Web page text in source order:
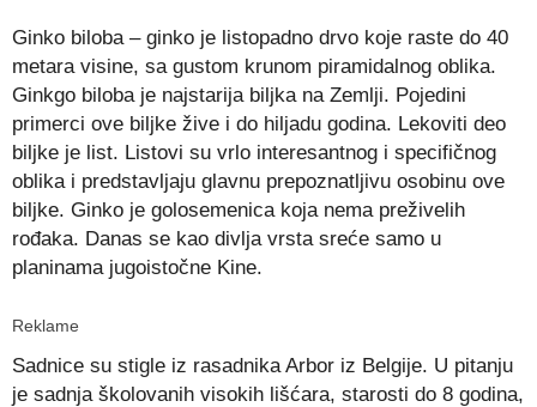
Ginko biloba – ginko je listopadno drvo koje raste do 40
metara visine, sa gustom krunom piramidalnog oblika.
Ginkgo biloba je najstarija biljka na Zemlji. Pojedini
primerci ove biljke žive i do hiljadu godina. Lekoviti deo
biljke je list. Listovi su vrlo interesantnog i specifičnog
oblika i predstavljaju glavnu prepoznatljivu osobinu ove
biljke. Ginko je golosemenica koja nema preživelih
rođaka. Danas se kao divlja vrsta sreće samo u
planinama jugoistočne Kine.
Reklame
Sadnice su stigle iz rasadnika Arbor iz Belgije. U pitanju
je sadnja školovanih visokih lišćara, starosti do 8 godina,